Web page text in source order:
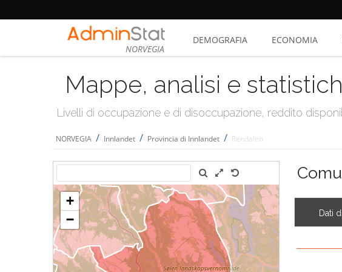
NORVEGIA
DEMOGRAFIA ECONOMIA
Mappe, analisi e
Livelli di occupazione e di disoccupazione, reddito
NORVEGIA / Innlandet / Provincia di Innlandet / Rendalen
Dati